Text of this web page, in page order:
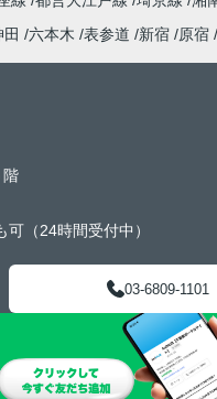
六本木 表参道 新宿 原宿
階
（24時間受付中）
03-6809-1101